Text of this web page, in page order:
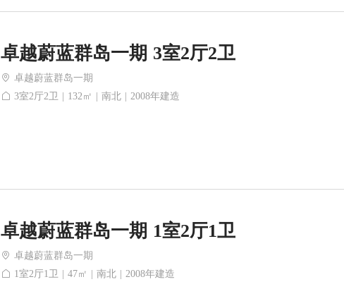
卓越蔚蓝群岛一期 3室2厅2卫
卓越蔚蓝群岛一期
3室2厅2卫 | 132㎡ | 南北 | 2008年建造
卓越蔚蓝群岛一期 1室2厅1卫
卓越蔚蓝群岛一期
1室2厅1卫 | 47㎡ | 南北 | 2008年建造